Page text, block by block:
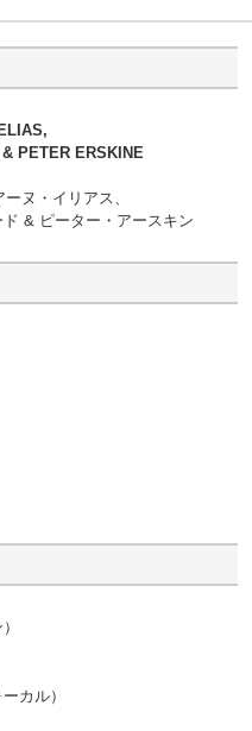
PETER ERSKINE
ヌ・イリアス、
& ピーター・アースキン
カル）